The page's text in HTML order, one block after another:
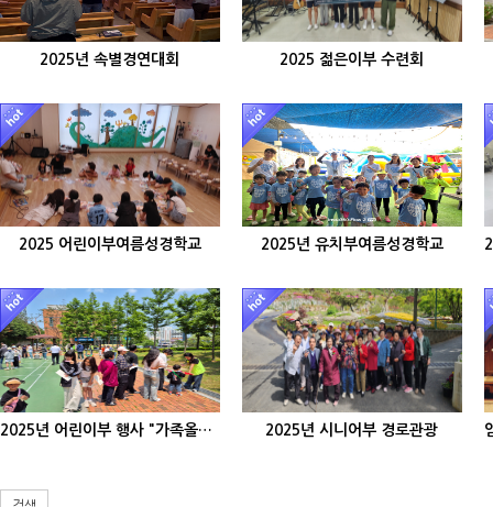
2025년 속별경연대회 2025 젊은이부 수련회
2025 어린이부여름성경학교 2025년 유치부여름성경학교
2025년 어린이부 행사 "가족올림픽" 2025년 시니어부 경로관광